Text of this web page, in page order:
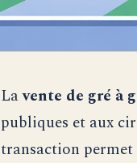
Lavente de gré à
publiques et aux
transaction permet